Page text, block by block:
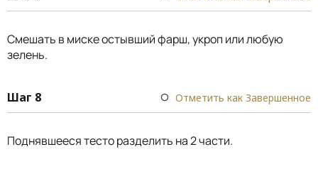
Смешать в миске остывший фарш, укроп или любую
зелень.
Шаг 8 Отметить как Завершенное
Поднявшееся тесто разделить на 2 части.